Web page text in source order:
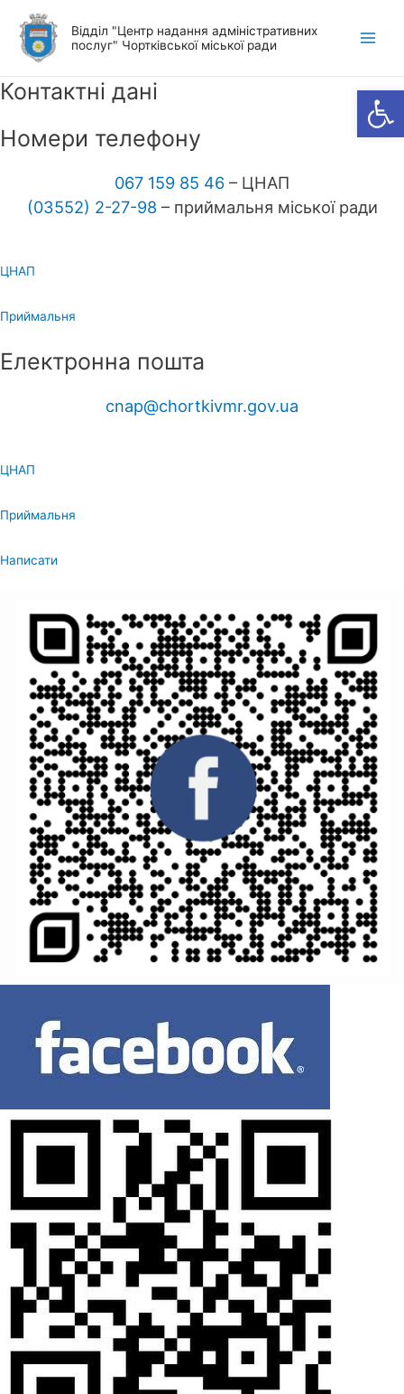
Перейти
вмісту
Відділ "Центр надання адміністративних
послуг" Чортківської міської ради
Контактні дані
Номери телефону
067 159 85 46 – ЦНАП
(03552) 2-27-98 – приймальня міської ради
ЦНАП
Приймальня
Електронна пошта
cnap@chortkivmr.gov.ua
ЦНАП
Приймальня
Написати